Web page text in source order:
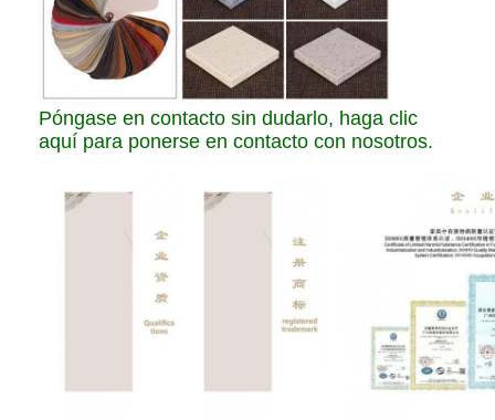
Póngase en contacto sin dudarlo, haga clic
aquí para ponerse en contacto con nosotros.